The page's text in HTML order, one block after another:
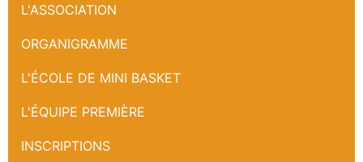
L'ASSOCIATION
ORGANIGRAMME
L'ÉCOLE DE MINI BASKET
L'ÉQUIPE PREMIÈRE
INSCRIPTIONS